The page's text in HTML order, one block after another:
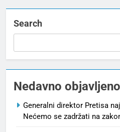
Search
Nedavno objavljeno
Generalni direktor Pretisa
Nećemo se zadržati na